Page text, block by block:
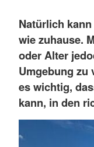
Natürlich
wie zuhause.
oder Alter
Umgebung zu
es wichtig,
kann, in den